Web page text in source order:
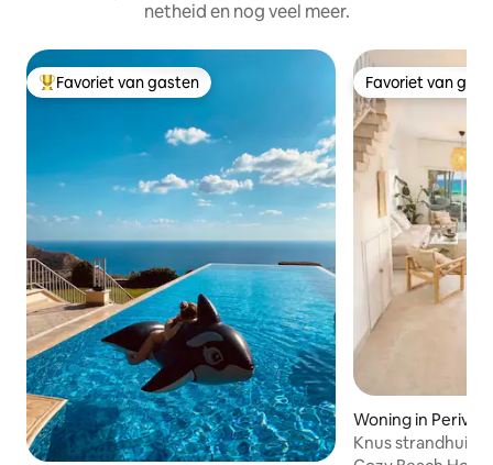
netheid en nog veel meer.
Topfavoriet van gasten
Favoriet van gasten Favoriet van
Favoriet van
Woning in
Knus strandhuis